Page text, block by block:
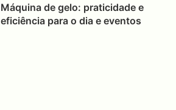
Máquina de gelo: praticidade e
eficiência para o dia e eventos